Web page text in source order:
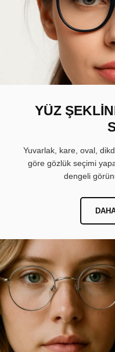
YÜZ
Yuvarlak, kare, oval,
göre gözlük seçimi
dengeli